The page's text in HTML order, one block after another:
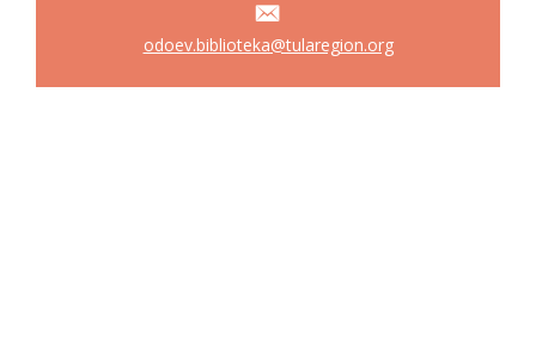
odoev.biblioteka@tularegion.org